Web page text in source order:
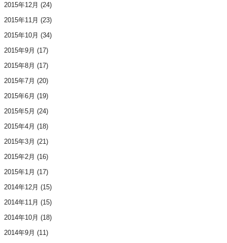
2015年12月 (24)
2015年11月 (23)
2015年10月 (34)
2015年9月 (17)
2015年8月 (17)
2015年7月 (20)
2015年6月 (19)
2015年5月 (24)
2015年4月 (18)
2015年3月 (21)
2015年2月 (16)
2015年1月 (17)
2014年12月 (15)
2014年11月 (15)
2014年10月 (18)
2014年9月 (11)